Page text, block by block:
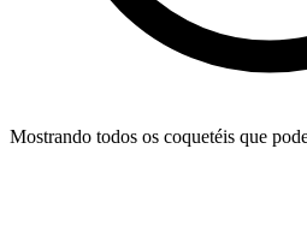
Mostrando todos os coquetéis que